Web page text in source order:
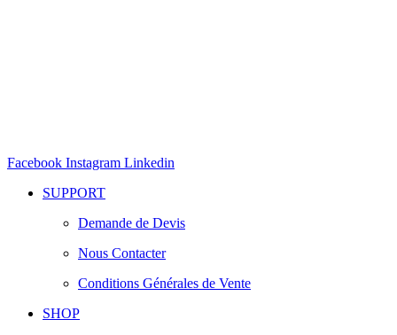
Facebook Instagram Linkedin
SUPPORT
Demande de Devis
Nous Contacter
Conditions Générales de Vente
SHOP